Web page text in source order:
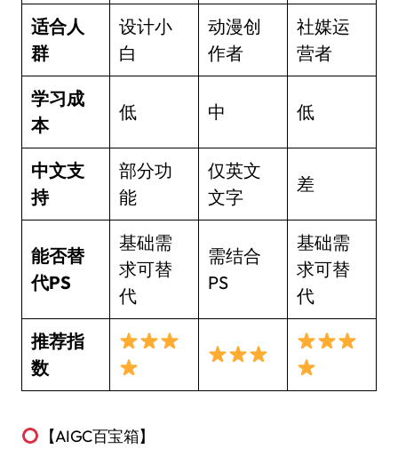
适合人
群
设计小
白
动漫创
作者
社媒运
营者
学习成
本
低 中 低
中文支
持
部分功
能
仅英文
文字
差
能否替
代PS
基础需
求可替
代
需结合
PS
基础需
求可替
代
推荐指
数
【AIGC百宝箱】